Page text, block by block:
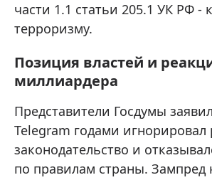
части 1.1 статьи 205.1 УК РФ -
терроризму.
Позиция властей и
миллиардера
Представители Госдумы
Telegram годами игнорировал
законодательство и
по правилам страны. Зампред